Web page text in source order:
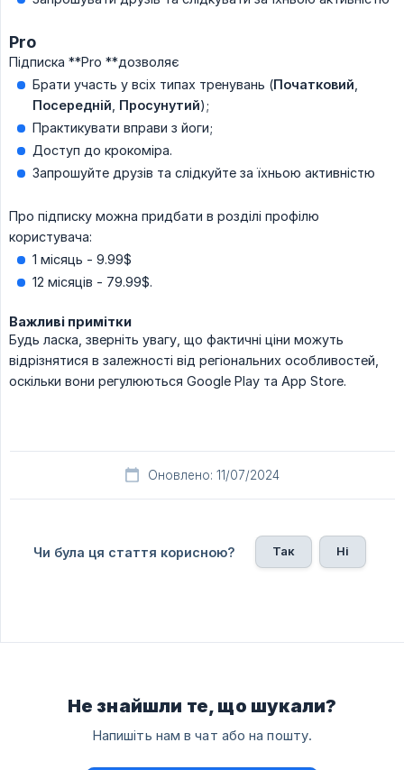
Pro
Підписка **Pro **дозволяє
Брати участь у всіх типах тренувань (Початковий
Посередній Просунутий);
Практикувати вправи з йоги;
Доступ до крокоміра.
Запрошуйте друзів та слідкуйте за їхньою активністю
Про підписку можна придбати в розділі профілю
користувача:
1 місяць - 9.99$
12 місяців - 79.99$.
Важливі примітки
Будь ласка, зверніть увагу, що фактичні ціни можуть
відрізнятися в залежності від регіональних особливостей,
оскільки вони регулюються Google Play та App Store.
Оновлено: 11/07/2024
Чи була ця стаття корисною? Так Ні
Не знайшли те, що шукали?
Напишіть нам в чат або на пошту.